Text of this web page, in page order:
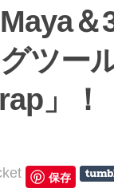
ツー
」！
保存